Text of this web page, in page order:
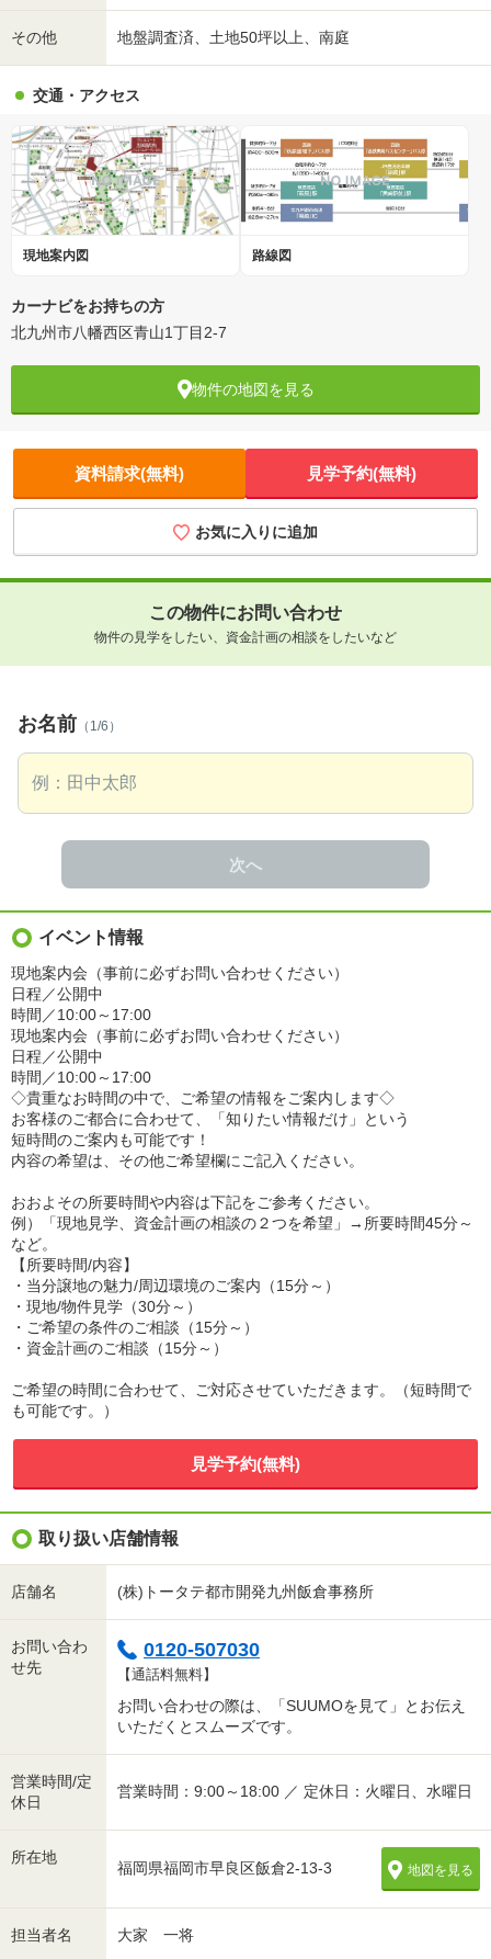
その他 地盤調査済、土地50坪以上、南庭
交通・アクセス
現地案内図 路線図
カーナビをお持ちの方
北九州市八幡西区青山1丁目2-7
物件の地図を見る
資料請求(無料) 見学予約(無料)
お気に入りに追加
この物件にお問い合わせ
物件の見学をしたい、資金計画の相談をしたいなど
お名前 （1/6）
次へ
イベント情報
現地案内会（事前に必ずお問い合わせください）
日程／公開中
時間／10:00～17:00
現地案内会（事前に必ずお問い合わせください）
日程／公開中
時間／10:00～17:00
◇貴重なお時間の中で、ご希望の情報をご案内します◇
お客様のご都合に合わせて、「知りたい情報だけ」という
短時間のご案内も可能です！
内容の希望は、その他ご希望欄にご記入ください。
おおよその所要時間や内容は下記をご参考ください。
例）「現地見学、資金計画の相談の２つを希望」→所要時間45分～
など。
【所要時間/内容】
・当分譲地の魅力/周辺環境のご案内（15分～）
・現地/物件見学（30分～）
・ご希望の条件のご相談（15分～）
・資金計画のご相談（15分～）
ご希望の時間に合わせて、ご対応させていただきます。（短時間で
も可能です。）
見学予約(無料)
取り扱い店舗情報
店舗名 (株)トータテ都市開発九州飯倉事務所
お問い合わ
せ先
0120-507030
【通話料無料】
お問い合わせの際は、「SUUMOを見て」とお伝え
いただくとスムーズです。
営業時間/定
休日
営業時間：9:00～18:00 ／ 定休日：火曜日、水曜日
所在地
福岡県福岡市早良区飯倉2-13-3 地図を見る
担当者名 大家 一将